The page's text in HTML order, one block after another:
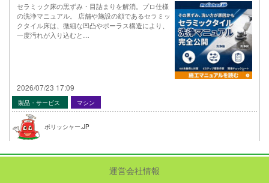
セラミック床の黒ずみ・目詰まりを解消。プロ仕様
の洗浄マニュアル。 店舗や施設の顔であるセラミッ
クタイル床は、微細な凹凸やポーラス構造により、
一度汚れが入り込むと…
2026/07/23 17:09
製品・サービス マシン
ポリッシャー.JP
運営会社情報